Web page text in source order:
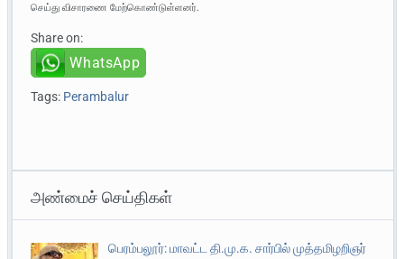
செய்து விசாரணை மேற்கொண்டுள்ளனர்.
Share on:
WhatsApp
Tags: Perambalur
அண்மைச் செய்திகள்
பெரம்பலூர்: மாவட்ட தி.மு.க. சார்பில் முத்தமிழறிஞர்